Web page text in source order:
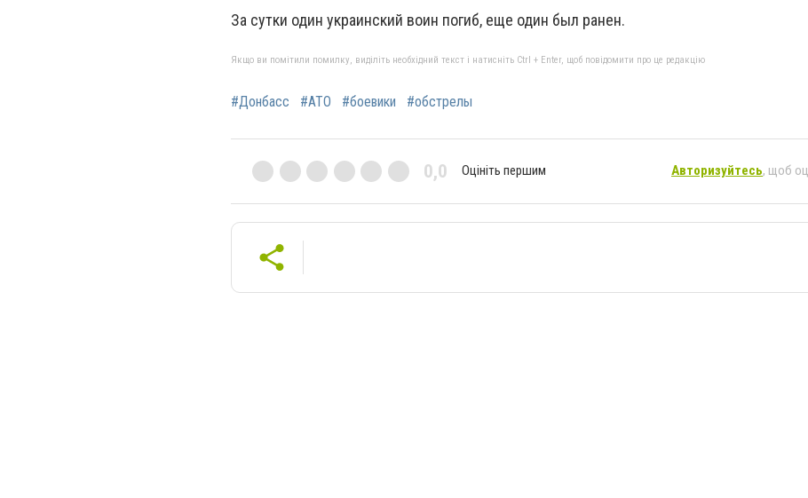
За сутки один украинский воин погиб, еще один был ранен.
Якщо ви помітили помилку, виділіть необхідний текст і натисніть Ctrl + Enter, щоб повідомити про це редакцію
#Донбасс #АТО #боевики #обстрелы
0,0 Оцініть першим Авторизуйтесь, щоб